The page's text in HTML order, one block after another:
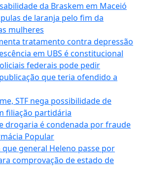
da Braskem em Maceió
de laranja pelo fim da
mulheres
tratamento contra depressão
em UBS é constitucional
federais pode pedir
que teria ofendido a
STF nega possibilidade de
filiação partidária
drogaria é condenada por fraude
Popular
general Heleno passe por
comprovação de estado de